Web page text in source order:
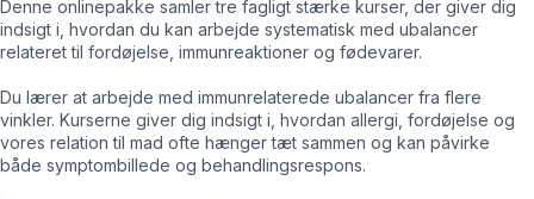
Denne onlinepakke samler tre fagligt stærke kurser, der giver dig
indsigt i, hvordan du kan arbejde systematisk med ubalancer
relateret til fordøjelse, immunreaktioner og fødevarer.
Du lærer at arbejde med immunrelaterede ubalancer fra flere
vinkler. Kurserne giver dig indsigt i, hvordan allergi, fordøjelse og
vores relation til mad ofte hænger tæt sammen og kan påvirke
både symptombillede og behandlingsrespons.